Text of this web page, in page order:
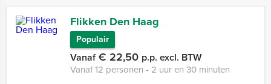
Flikken Den Haag
Populair
Vanaf€ 22,50 p.p. excl. BTW
Vanaf 12 personen ‐ 2 uur en 30 minuten